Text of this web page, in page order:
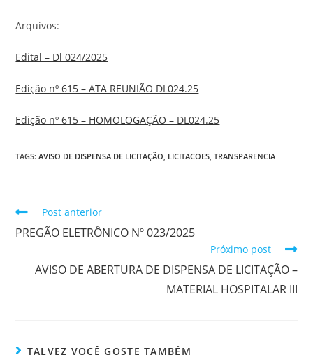
Arquivos:
Edital – Dl 024/2025
Edição nº 615 – ATA REUNIÃO DL024.25
Edição nº 615 – HOMOLOGAÇÃO – DL024.25
TAGS:AVISO DE DISPENSA DE LICITAÇÃO LICITACOES TRANSPARENCIA
Post anterior
PREGÃO ELETRÔNICO Nº 023/2025
Próximo post
AVISO DE ABERTURA DE DISPENSA DE LICITAÇÃO –
MATERIAL HOSPITALAR III
TALVEZ VOCÊ GOSTE TAMBÉM